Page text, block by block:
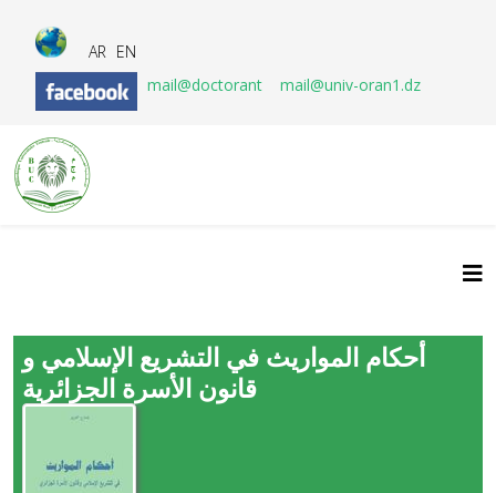
AR EN
mail@doctorant
mail@univ-oran1.dz
أحكام المواريث في التشريع الإسلامي و
قانون الأسرة الجزائرية